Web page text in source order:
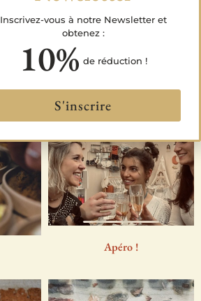
Découvrez
Apéro !
Inscrivez-vous à notre Newsletter et
obtenez :
10% de réduction !
S'inscrire